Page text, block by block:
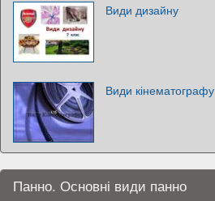
Види дизайну
Види кінематографу
Панно. Основні види панно